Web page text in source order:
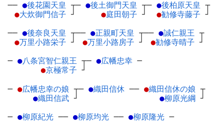
── ●後花園天皇 ┬
●大炊御門信子 ┘
─ ●後土御門天皇 ┬
●庭田朝子 ┘
─ ●後柏原天皇 ┬
●勧修寺藤子 ┘
── ●後奈良天皇 ┬
●万里小路栄子 ┘
── ●正親町天皇 ┬
●万里小路房子 ┘
── ●誠仁親王 ┬
●勧修寺晴子 ┘
─ ●八条宮智仁親王 ┬
●京極常子 ┘
─ ●広幡忠幸 ─
─ ●広幡忠幸の娘 ┬
●織田信武 ┘
─ ●織田信休 ── ●織田信休の娘 ┬
●柳原光綱 ┘
─ ●柳原紀光 ── ●柳原均光 ── ●柳原隆光 ─